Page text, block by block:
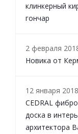
клинкерный
гончар
2 февраля
Новика от
12 января 2018
CEDRAL
доска в
архитектора